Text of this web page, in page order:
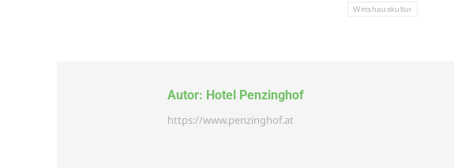
Wirtshauskultur
Autor: Hotel Penzinghof
https://www.penzinghof.at